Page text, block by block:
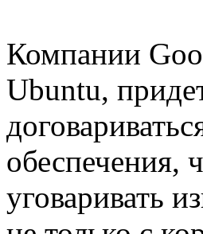
Компании
Ubuntu,
обеспечения,
уговаривать